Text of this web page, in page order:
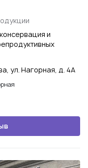
и
ул. Нагорная, д. 4А